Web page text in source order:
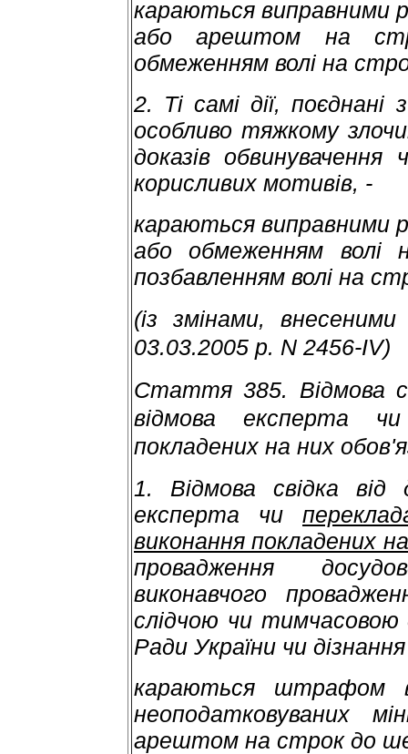
караються виправними
або арештом на
обмеженням волі на
2. Ті самі дії,
особливо тяжкому
доказів
корисливих мотивів, -
караються виправними
або обмеженням волі
позбавленням волі на
(із змінами,
03.03.2005 р. N 2456-IV)
Стаття 385. Відмова
відмова експерта
покладених на них
1. Відмова свідка
експерта чи
виконання покладених
провадження
виконавчого
слідчою чи тимчасовою
Ради України чи
караються штрафом
неоподатковуваних
арештом на строк до